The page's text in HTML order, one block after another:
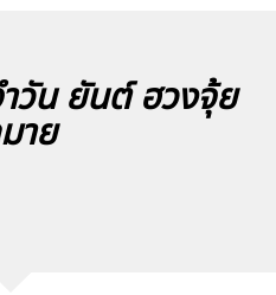
วัน ยันต์ ฮวงจุ้ย
าย